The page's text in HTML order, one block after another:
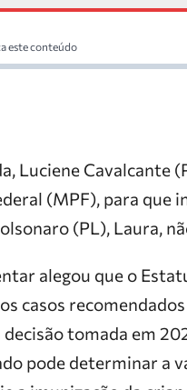
este conteúdo
Luciene Cavalcante
(MPF), para que
(PL), Laura,
alegou que o
casos
decisão tomada em
pode determinar a